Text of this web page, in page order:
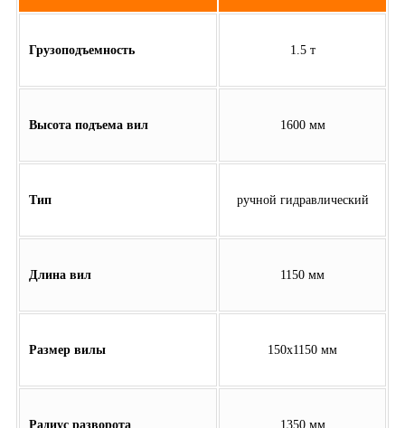
Грузоподъемность 1.5 т
Высота подъема вил 1600 мм
Тип ручной гидравлический
Длина вил 1150 мм
Размер вилы 150х1150 мм
Радиус разворота 1350 мм